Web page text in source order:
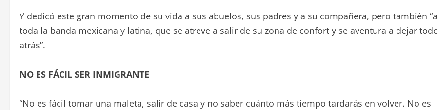
Y dedicó este gran momento de su vida a sus abuelos, sus padres y a su compañera, pero también “a
toda la banda mexicana y latina, que se atreve a salir de su zona de confort y se aventura a dejar
atrás”.
NO ES FÁCIL SER INMIGRANTE
“No es fácil tomar una maleta, salir de casa y no saber cuánto más tiempo tardarás en volver. No es